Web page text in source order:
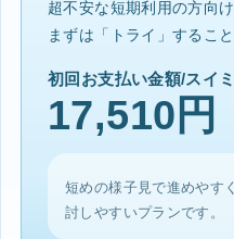
超不安な短期利用の方向
まずは「トライ」するこ
初回お支払い金額/スイ
17,510円
短めの様子見で進めやす
討しやすいプランです。